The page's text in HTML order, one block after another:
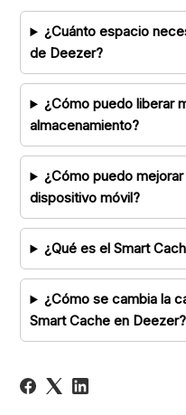
¿Cuánto espacio
de Deezer?
¿Cómo puedo liberar
almacenamiento?
¿Cómo puedo
dispositivo móvil?
¿Qué es el Smart
¿Cómo se cambia la
Smart Cache en Deezer?